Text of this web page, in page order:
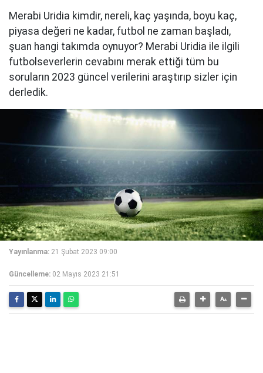
Merabi Uridia kimdir, nereli, kaç yaşında, boyu kaç,
piyasa değeri ne kadar, futbol ne zaman başladı,
şuan hangi takımda oynuyor? Merabi Uridia ile ilgili
futbolseverlerin cevabını merak ettiği tüm bu
soruların 2023 güncel verilerini araştırıp sizler için
derledik.
Yayınlanma: 21 Şubat 2023 09:00
Güncelleme: 02 Mayıs 2023 21:51